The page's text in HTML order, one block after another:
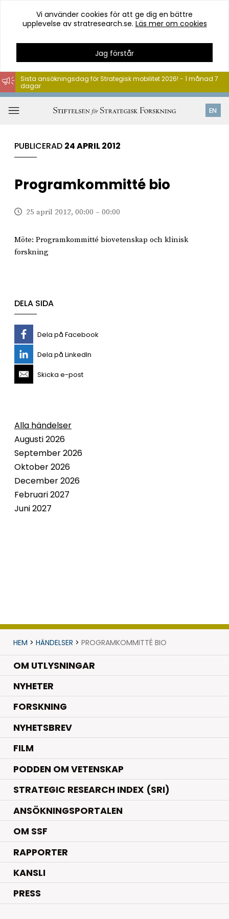
Hoppa
till
innehåll
Vi använder cookies för att ge dig en bättre
upplevelse av stratresearch.se. Läs mer om cookies
Jag förstår
EN
Sista ansökningsdag för Strategisk mobilitet 2026! - 1 månad 7
dagar
PUBLICERAD 24 APRIL 2012
Programkommitté bio
25 april 2012, 00:00 – 00:00
Möte: Programkommitté biovetenskap och klinisk
forskning
DELA SIDA
Dela på Facebook
Dela på LinkedIn
Skicka e-post
Alla händelser
Augusti 2026
September 2026
Oktober 2026
December 2026
Februari 2027
Juni 2027
HEM > HÄNDELSER > PROGRAMKOMMITTÉ BIO
OM UTLYSNINGAR
NYHETER.
FORSKNING.
NYHETSBREV
FILM
PODDEN OM VETENSKAP
STRATEGIC RESEARCH INDEX (SRI)
ANSÖKNINGSPORTALEN
OM SSF
RAPPORTER
KANSLI
PRESS